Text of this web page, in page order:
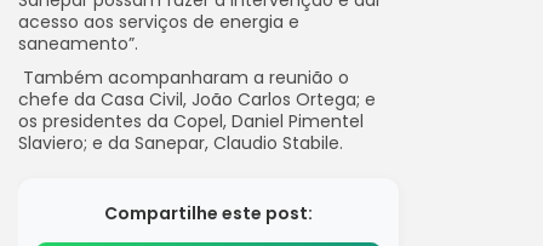
acesso aos serviços de energia e
saneamento”.
Também acompanharam a reunião o
chefe da Casa Civil, João Carlos Ortega; e
os presidentes da Copel, Daniel Pimentel
Slaviero; e da Sanepar, Claudio Stabile.
Compartilhe este post: